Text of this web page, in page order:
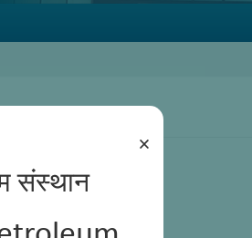
×
संस्थान